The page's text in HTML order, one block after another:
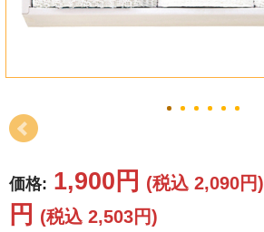
お中元
プレゼント
長寿のお祝い
カタログ
価格: 1,900円 (税込 2,090円)
円 (税込 2,503円)